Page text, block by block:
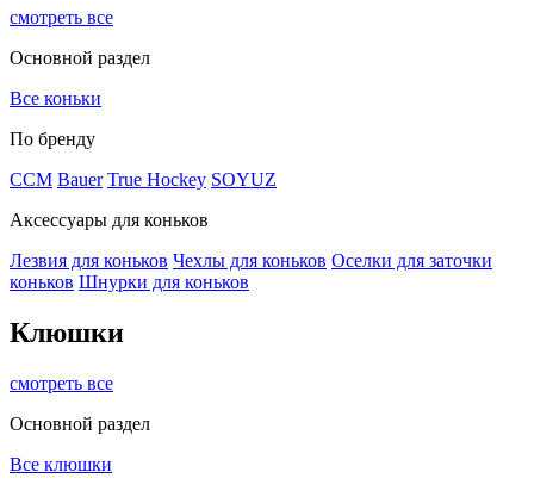
смотреть все
Основной раздел
Все коньки
По бренду
ССМ Bauer True Hockey SOYUZ
Аксессуары для коньков
Лезвия для коньков Чехлы для коньков Оселки для заточки
коньков Шнурки для коньков
Клюшки
смотреть все
Основной раздел
Все клюшки